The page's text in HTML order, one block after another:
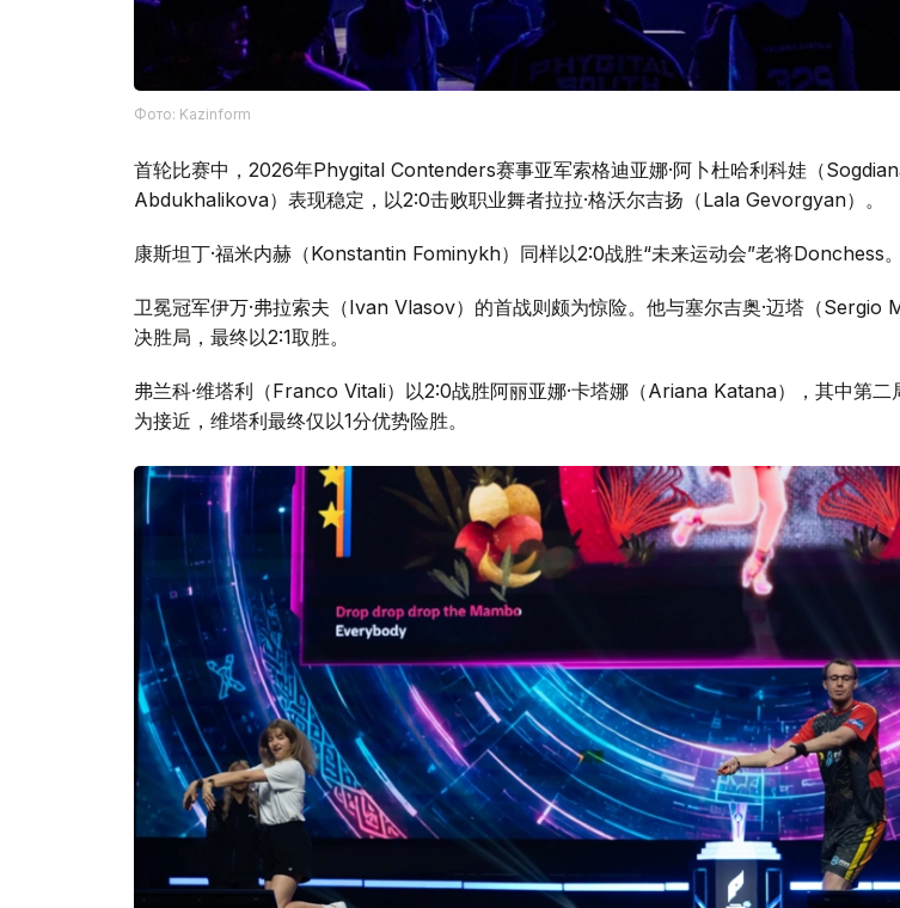
Фото: Kazinform
首轮比赛中，2026年Phygital Contenders赛事亚军索格迪亚娜·阿卜杜哈利科娃（
Abdukhalikova）表现稳定，以2:0击败职业舞者拉拉·格沃尔吉扬（Lala Gevorgyan）。
康斯坦丁·福米内赫（Konstantin Fominykh）同样以2:0战胜“未来运动会”老将Donchess。
卫冕冠军伊万·弗拉索夫（Ivan Vlasov）的首战则颇为惊险。他与塞尔吉奥·迈塔（Sergio
决胜局，最终以2:1取胜。
弗兰科·维塔利（Franco Vitali）以2:0战胜阿丽亚娜·卡塔娜（Ariana Katana），其中第二
为接近，维塔利最终仅以1分优势险胜。